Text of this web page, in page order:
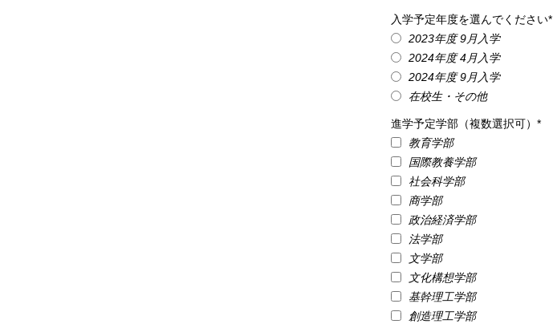
入学予定年度を選んでください*
2023年度 9月入学
2024年度 4月入学
2024年度 9月入学
在校生・その他
進学予定学部（複数選択可）*
教育学部
国際教養学部
社会科学部
商学部
政治経済学部
法学部
文学部
文化構想学部
基幹理工学部
創造理工学部